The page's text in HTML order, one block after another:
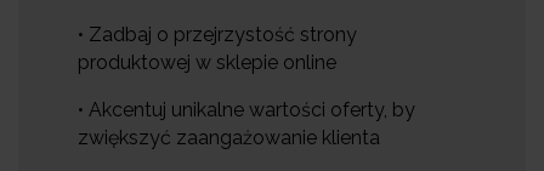
• Zadbaj o przejrzystość strony
produktowej w sklepie online
• Akcentuj unikalne wartości oferty, by
zwiększyć zaangażowanie klienta